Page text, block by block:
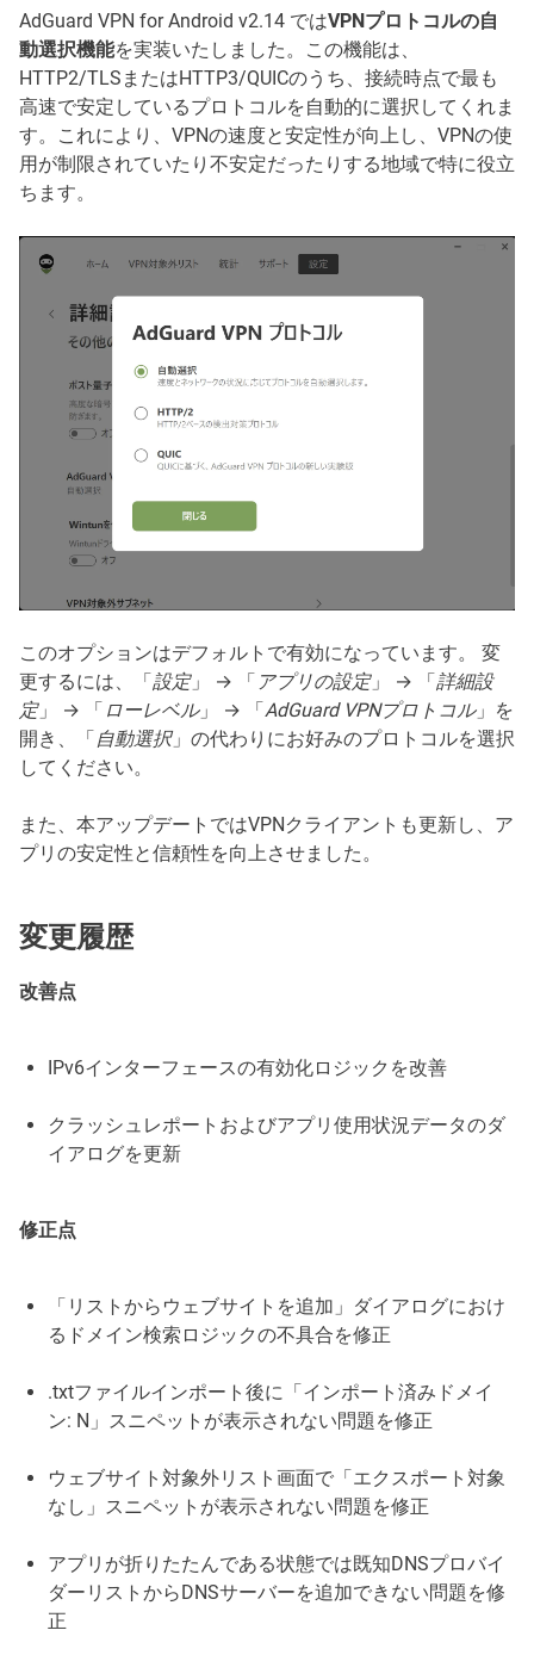
AdGuard VPN for Android v2.14 ではVPNプロトコルの自
動選択機能を実装いたしました。この機能は、
HTTP2/TLSまたはHTTP3/QUICのうち、接続時点で最も
高速で安定しているプロトコルを自動的に選択してくれま
す。これにより、VPNの速度と安定性が向上し、VPNの使
用が制限されていたり不安定だったりする地域で特に役立
ちます。
このオプションはデフォルトで有効になっています。 変
更するには、「設定」 → 「 アプリの設定」 → 「詳細設
定」 → 「 ローレベル」 → 「AdGuard VPNプロトコル」を
開き、「自動選択」の代わりにお好みのプロトコルを選択
してください。
また、本アップデートではVPNクライアントも更新し、ア
プリの安定性と信頼性を向上させました。
変更履歴
改善点
IPv6インターフェースの有効化ロジックを改善
クラッシュレポートおよびアプリ使用状況データのダ
イアログを更新
修正点
「リストからウェブサイトを追加」ダイアログにおけ
るドメイン検索ロジックの不具合を修正
.txtファイルインポート後に「インポート済みドメイ
ン: N」スニペットが表示されない問題を修正
ウェブサイト対象外リスト画面で「エクスポート対象
なし」スニペットが表示されない問題を修正
アプリが折りたたんである状態では既知DNSプロバイ
ダーリストからDNSサーバーを追加できない問題を修
正